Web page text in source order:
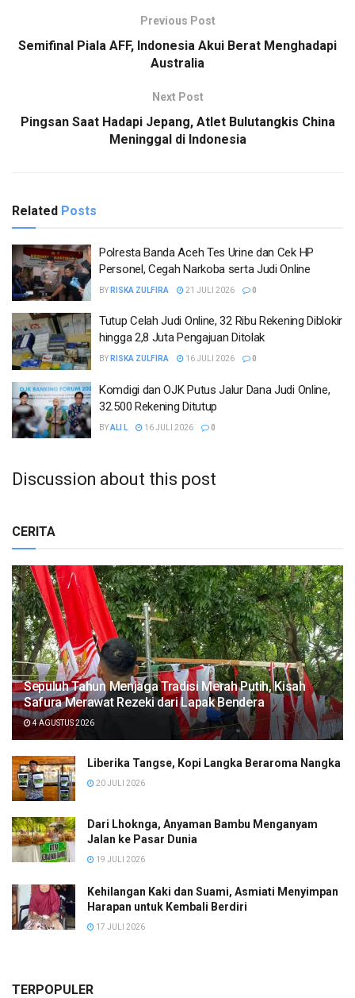
Previous Post
Semifinal Piala AFF, Indonesia Akui Berat Menghadapi
Australia
Next Post
Pingsan Saat Hadapi Jepang, Atlet Bulutangkis China
Meninggal di Indonesia
Related Posts
Polresta Banda Aceh Tes Urine dan Cek HP
Personel, Cegah Narkoba serta Judi Online
BY RISKA ZULFIRA 21 JULI 2026 0
Tutup Celah Judi Online, 32 Ribu Rekening Diblokir
hingga 2,8 Juta Pengajuan Ditolak
BY RISKA ZULFIRA 16 JULI 2026 0
Komdigi dan OJK Putus Jalur Dana Judi Online,
32.500 Rekening Ditutup
BYALI L 16 JULI 2026 0
Discussion about this post
CERITA
Sepuluh Tahun Menjaga Tradisi Merah Putih, Kisah
Safura Merawat Rezeki dari Lapak Bendera
4 AGUSTUS 2026
Liberika Tangse, Kopi Langka Beraroma Nangka
20 JULI 2026
Dari Lhoknga, Anyaman Bambu Menganyam
Jalan ke Pasar Dunia
19 JULI 2026
Kehilangan Kaki dan Suami, Asmiati Menyimpan
Harapan untuk Kembali Berdiri
17 JULI 2026
TERPOPULER